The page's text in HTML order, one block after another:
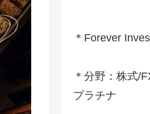
＊Forever
＊分野：株式/
プラチナ